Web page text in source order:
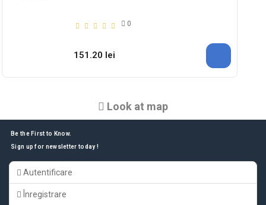
0
151.20 lei
Look at map
Be the First to Know.
Sign up for newsletter today !
Autentificare
Înregistrare